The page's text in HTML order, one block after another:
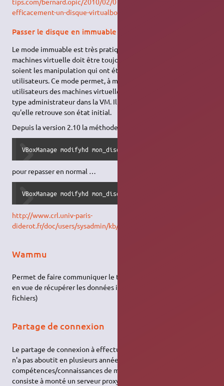
efficacement-un-disque-virtualbox/
Passer le disque en immuable
Le mode immuable est très pratique lorsque l'état des
machines virtuelle doit être toujours identique, quelles que
soient les manipulation qui ont été faites dessus par les
utilisateurs. Ce mode permet, à mon avis, de laisser les
utilisateurs des machines virtuelles disposer d'un compte de
type administrateur dans la VM. Il suffit de fermer la vm pour
qu'elle retrouve son état initial.
Depuis la version 2.10 la méthode est très simple :
VBoxManage modifyhd mon_disque.vdi settype immutable
pour repasser en normal …
VBoxManage modifyhd mon_disque.vdi settype normal
http://www.crl.univ-paris-
diderot.fr/doc/users/sysadmin/kb/
Wammu
Permet de faire communiquer le téléphone avec l'ordinateur
en vue de récupérer les données internes (contacts, sms,
fichiers)
Partage de connexion
Le partage de connexion à effectuer grâce à la création de pont
n'a pas aboutit en plusieurs année sûrement par manque de
compétences/connaissances de ma part. La solution trouvée
consiste à monté un serveur proxy et de fournir la connexion